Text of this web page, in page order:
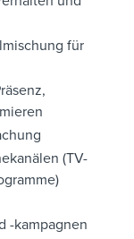
für
(TV-
-kampagnen